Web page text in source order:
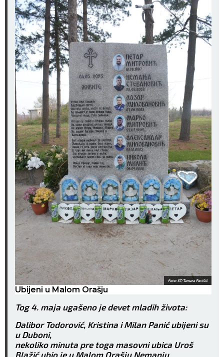
Foto: ST/Tamara Pavišić
Ubijeni u Malom Orašju
Tog 4. maja ugašeno je devet mladih života:
Dalibor Todorović, Kristina i Milan Panić ubijeni su
u Duboni,
nekoliko minuta pre toga masovni ubica Uroš
Blažić ubio je u Malom Orašju Nemanju